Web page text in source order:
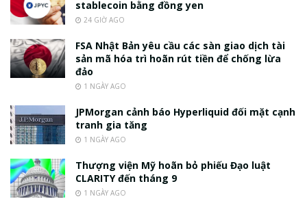
stablecoin bằng đồng yen
24 GIỜ AGO
FSA Nhật Bản yêu cầu các sàn giao dịch tài
sản mã hóa trì hoãn rút tiền để chống lừa
đảo
1 NGÀY AGO
JPMorgan cảnh báo Hyperliquid đối mặt cạnh
tranh gia tăng
1 NGÀY AGO
Thượng viện Mỹ hoãn bỏ phiếu Đạo luật
CLARITY đến tháng 9
1 NGÀY AGO